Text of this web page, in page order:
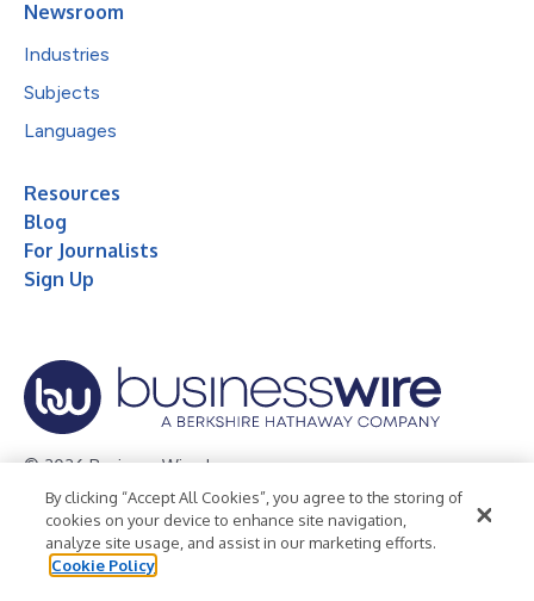
Newsroom
Industries
Subjects
Languages
Resources
Blog
For Journalists
Sign Up
© 2026 Business Wire, Inc.
Privacy Policy Cookie Policy
Accessibility Statement
Terms of Use
Legal
By clicking “Accept All Cookies”, you agree to the storing of
cookies on your device to enhance site navigation,
analyze site usage, and assist in our marketing efforts.
Cookie Policy